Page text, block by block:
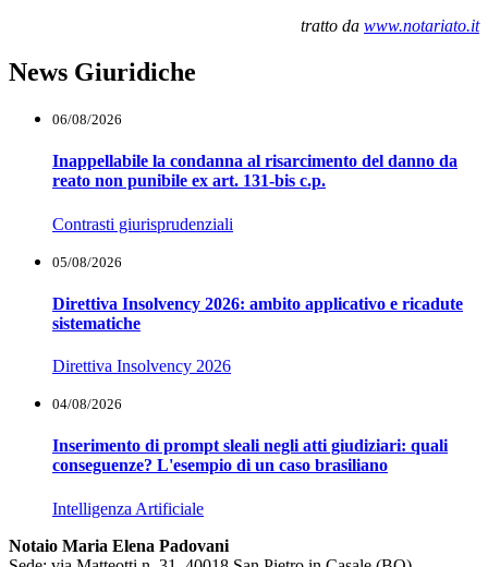
tratto da www.notariato.it
News Giuridiche
06/08/2026
Inappellabile la condanna al risarcimento del danno da
reato non punibile ex art. 131-bis c.p.
Contrasti giurisprudenziali
05/08/2026
Direttiva Insolvency 2026: ambito applicativo e ricadute
sistematiche
Direttiva Insolvency 2026
04/08/2026
Inserimento di prompt sleali negli atti giudiziari: quali
conseguenze? L'esempio di un caso brasiliano
Intelligenza Artificiale
Notaio Maria Elena Padovani